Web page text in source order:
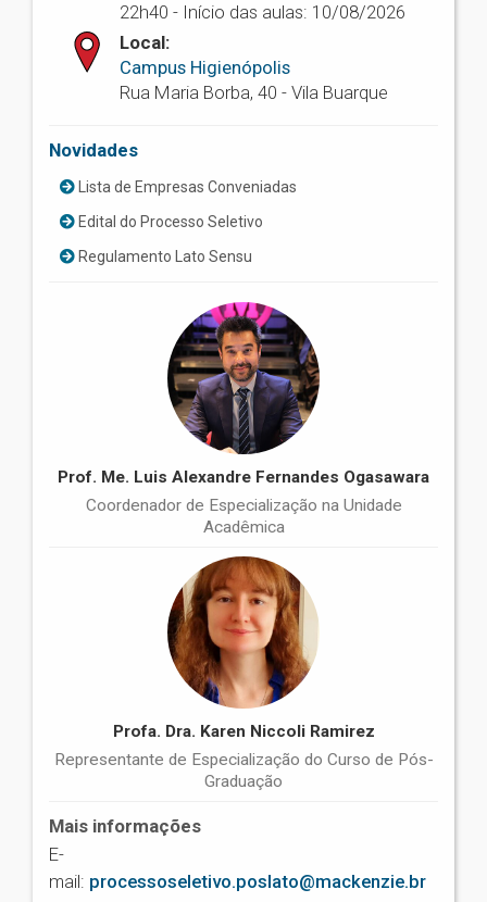
22h40 - Início das aulas: 10/08/2026
Local:
Campus Higienópolis
Rua Maria Borba, 40 - Vila Buarque
Novidades
Lista de Empresas Conveniadas
Edital do Processo Seletivo
Regulamento Lato Sensu
Prof. Me. Luis Alexandre Fernandes Ogasawara
Coordenador de Especialização na Unidade
Acadêmica
Profa. Dra. Karen Niccoli Ramirez
Representante de Especialização do Curso de Pós-
Graduação
Mais informações
E-
mail: processoseletivo.poslato@mackenzie.br